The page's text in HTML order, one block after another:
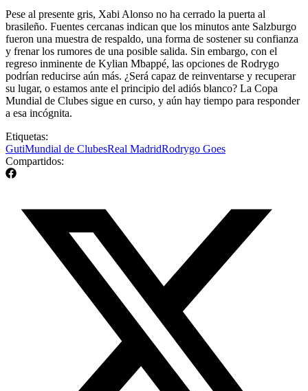
Pese al presente gris, Xabi Alonso no ha cerrado la puerta al
brasileño. Fuentes cercanas indican que los minutos ante Salzburgo
fueron una muestra de respaldo, una forma de sostener su confianza
y frenar los rumores de una posible salida. Sin embargo, con el
regreso inminente de Kylian Mbappé, las opciones de Rodrygo
podrían reducirse aún más. ¿Será capaz de reinventarse y recuperar
su lugar, o estamos ante el principio del adiós blanco? La Copa
Mundial de Clubes sigue en curso, y aún hay tiempo para responder
a esa incógnita.
Etiquetas:
GutiMundial de ClubesReal MadridRodrygo Goes
Compartidos: